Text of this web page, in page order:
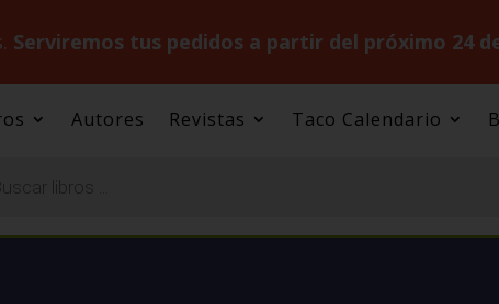
Serviremos tus pedidos a partir del próximo 24
Autores Revistas Taco Calendario